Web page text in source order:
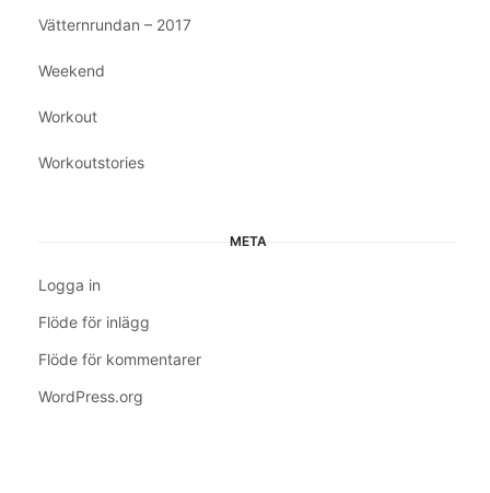
Vätternrundan – 2017
Weekend
Workout
Workoutstories
META
Logga in
Flöde för inlägg
Flöde för kommentarer
WordPress.org